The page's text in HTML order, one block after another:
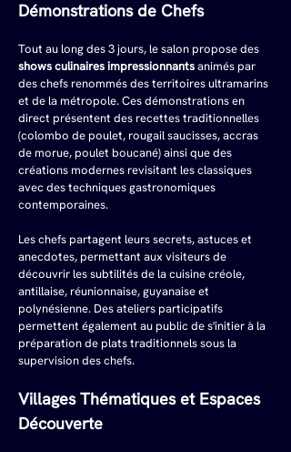
Démonstrations de Chefs
Tout au long des 3 jours, le salon propose des
shows culinaires impressionnants animés par
des chefs renommés des territoires ultramarins
et de la métropole. Ces démonstrations en
direct présentent des recettes traditionnelles
(colombo de poulet, rougail saucisses, accras
de morue, poulet boucané) ainsi que des
créations modernes revisitant les classiques
avec des techniques gastronomiques
contemporaines.
Les chefs partagent leurs secrets, astuces et
anecdotes, permettant aux visiteurs de
découvrir les subtilités de la cuisine créole,
antillaise, réunionnaise, guyanaise et
polynésienne. Des ateliers participatifs
permettent également au public de s'initier à la
préparation de plats traditionnels sous la
supervision des chefs.
Villages Thématiques et Espaces
Découverte